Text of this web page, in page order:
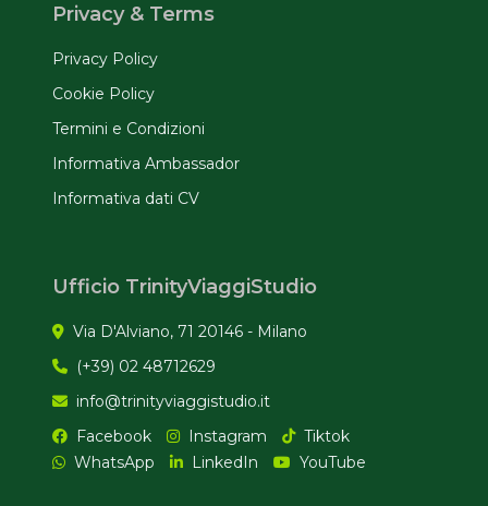
Privacy & Terms
Privacy Policy
Cookie Policy
Termini e Condizioni
Informativa Ambassador
Informativa dati CV
Ufficio TrinityViaggiStudio
Via D'Alviano, 71 20146 - Milano
(+39) 02 48712629
info@trinityviaggistudio.it
Facebook
Instagram
Tiktok
WhatsApp
LinkedIn YouTube